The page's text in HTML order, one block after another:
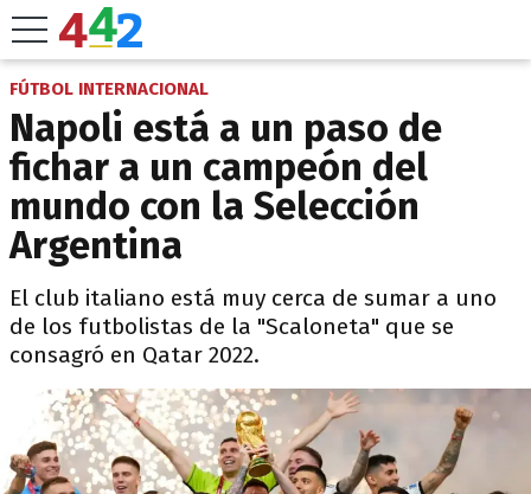
FÚTBOL INTERNACIONAL
Napoli está a un paso de
fichar a un campeón del
mundo con la Selección
Argentina
El club italiano está muy cerca de sumar a uno
de los futbolistas de la "Scaloneta" que se
consagró en Qatar 2022.